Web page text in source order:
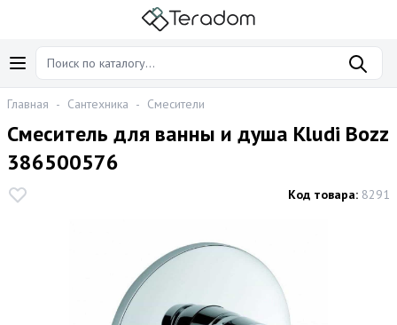
Главная - Сантехника - Смесители
Смеситель для ванны и душа Kludi Bozz
386500576
Код товара: 8291